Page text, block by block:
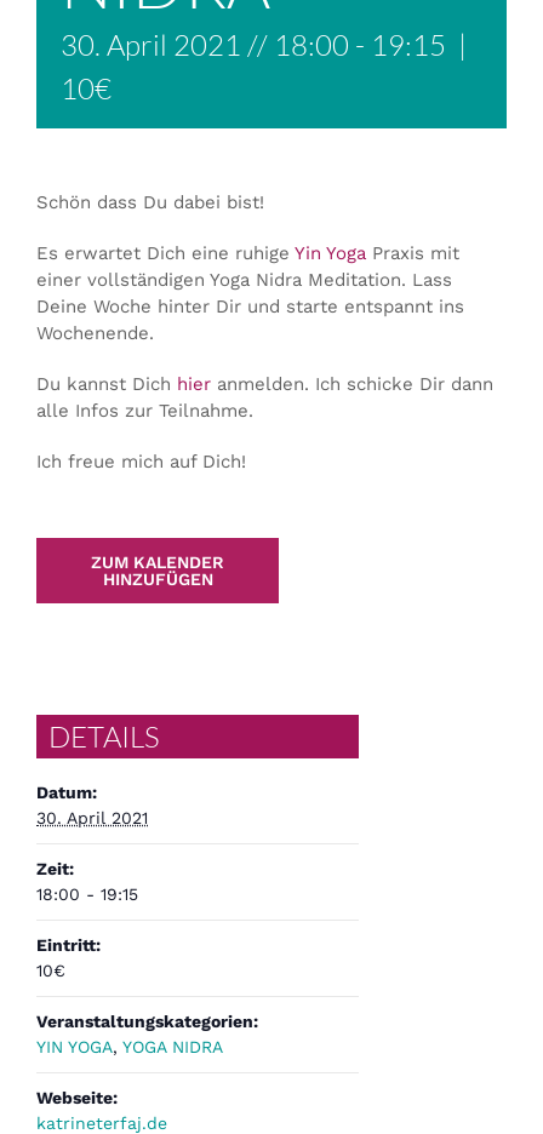
30. April 2021 // 18:00 - 19:15 |
10€
Schön dass Du dabei bist!
Es erwartet Dich eine ruhige Yin YogaPraxis mit
einer vollständigen Yoga Nidra Meditation. Lass
Deine Woche hinter Dir und starte entspannt ins
Wochenende.
Du kannst Dich hieranmelden. Ich schicke Dir dann
alle Infos zur Teilnahme.
Ich freue mich auf Dich!
ZUM KALENDER
HINZUFÜGEN
DETAILS
Datum:
30. April 2021
Zeit:
18:00 - 19:15
Eintritt:
10€
Veranstaltungskategorien:
YIN YOGA, YOGA NIDRA
Webseite:
katrineterfaj.de